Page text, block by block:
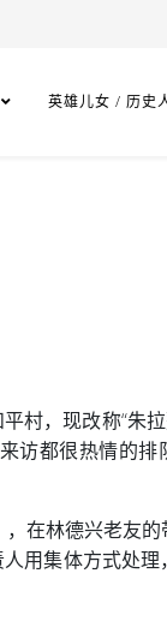
英雄儿女 / 历史
村，现改称“朱
访都很热情的排
在林德兴老友的
用集体方式处理